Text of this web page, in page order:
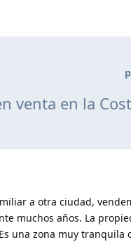
venta en la
a otra ciudad,
muchos años. La
una zona muy